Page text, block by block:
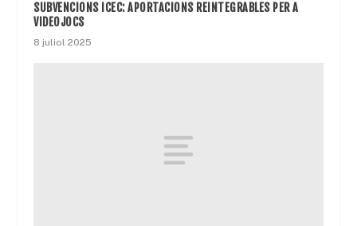
SUBVENCIONS ICEC: APORTACIONS REINTEGRABLES PER A
VIDEOJOCS
8 juliol 2025